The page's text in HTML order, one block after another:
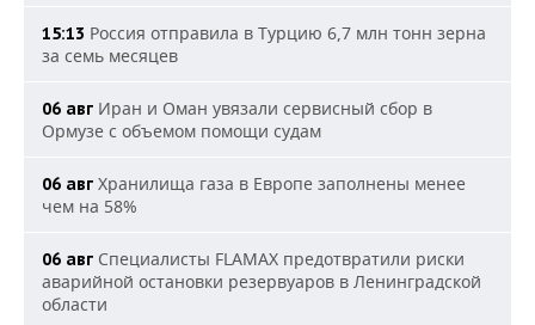
15:13 Россия отправила в Турцию 6,7 млн тонн зерна
за семь месяцев
06 авг Иран и Оман увязали сервисный сбор в
Ормузе с объемом помощи судам
06 авг Хранилища газа в Европе заполнены менее
чем на 58%
06 авг Специалисты FLAMAX предотвратили риски
аварийной остановки резервуаров в Ленинградской
области